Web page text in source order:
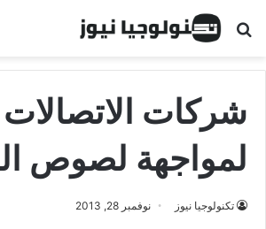
البحث عن
شركات الاتصالات
لمواجهة لصوص
تكنولوجيا نيوز نوفمبر 28, 2013